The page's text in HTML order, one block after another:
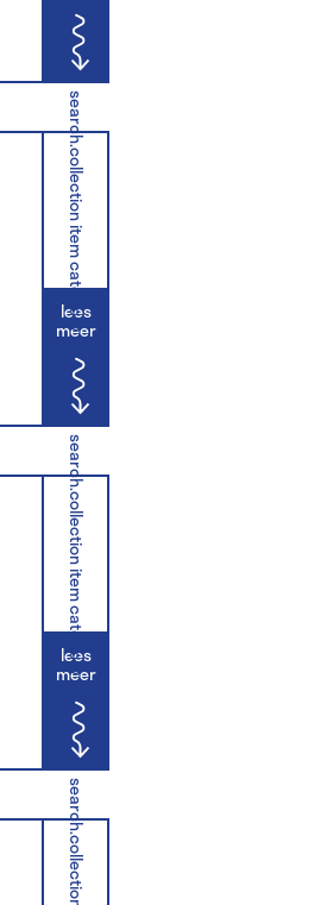
search.collection item category
lees
meer
search.collection item category
lees
meer